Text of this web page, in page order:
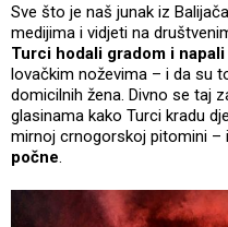
Sve što je naš junak iz
medijima i vidjeti na
Turci hodali gradom i
lovačkim noževima – i da su
domicilnih žena. Divno se taj
glasinama kako Turci kradu
mirnoj crnogorskoj pitomini – i
počne.